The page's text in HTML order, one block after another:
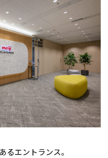
るエントランス。